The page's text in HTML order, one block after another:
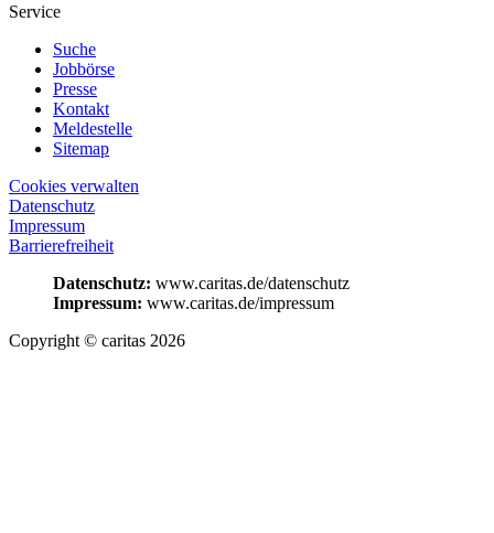
Service
Suche
Jobbörse
Presse
Kontakt
Meldestelle
Sitemap
Cookies verwalten
Datenschutz
Impressum
Barrierefreiheit
Datenschutz: www.caritas.de/datenschutz
Impressum: www.caritas.de/impressum
Copyright © caritas 2026